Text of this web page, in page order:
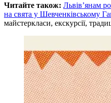
Читайте також: Львів’янам
на свята у Шевченківському
майстеркласи, екскурсії,